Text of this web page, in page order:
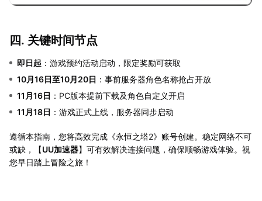
四. 关键时间节点
即日起 ：游戏预约活动启动，限定奖励可获取
10月16日至10月20日 ：事前服务器角色名称抢占开放
11月16日 ：PC版本提前下载及角色自定义开启
11月18日 ：游戏正式上线，服务器同步启动
遵循本指南，您将高效完成《永恒之塔2》账号创建。稳定网络不可
或缺，【UU加速器】可有效解决连接问题，确保顺畅游戏体验。祝
您早日踏上冒险之旅！